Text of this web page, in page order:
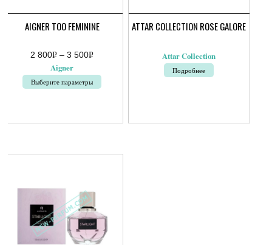
AIGNER TOO FEMININE
2 800Р
УБ.
– 3 500Р
800руб.
Aigner
Выберите параметры
имеет
Опции
ATTAR COLLECTION ROSE GALORE
Attar Collection
Подробнее